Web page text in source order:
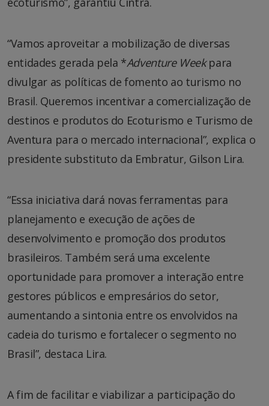
“Vamos aproveitar a mobilização de diversas
entidades gerada pela *Adventure Weekpara
divulgar as políticas de fomento ao turismo no
Brasil. Queremos incentivar a comercialização de
destinos e produtos do Ecoturismo e Turismo de
Aventura para o mercado internacional”, explica o
presidente substituto da Embratur, Gilson Lira.
“Essa iniciativa dará novas ferramentas para
planejamento e execução de ações de
desenvolvimento e promoção dos produtos
brasileiros. Também será uma excelente
oportunidade para promover a interação entre
gestores públicos e empresários do setor,
aumentando a sintonia entre os envolvidos na
cadeia do turismo e fortalecer o segmento no
Brasil”, destaca Lira.
A fim de facilitar e viabilizar a participação do